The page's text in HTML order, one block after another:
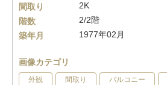
間取り
2K
階数
2/2階
築年月
1977年02月
画像カテゴリ
外観 間取り バルコニー